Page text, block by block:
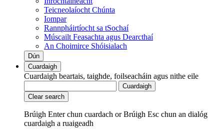
Teicneolaíocht Chúnta
Iompar
Rannpháirtíocht sa tSochaí
Múscailt Feasachta agus Dearcthaí
An Choimirce Shóisialach
Dún
Cuardaigh
Cuardaigh beartais, taighde, foilseacháin agus nithe eile
Cuardaigh
Clear search
Brúigh Enter chun cuardach orBrúigh Esc chun an dialóg
cuardaigh a ruaigeadh